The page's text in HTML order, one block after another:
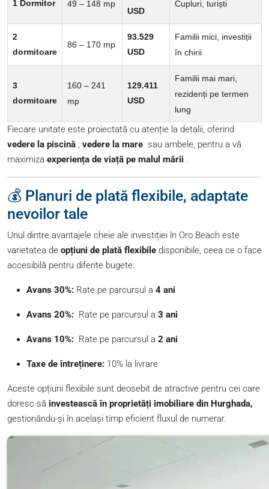
1 Dormitor 49 – 148 mp
USD
Cupluri, turiști
2
dormitoare
86 – 170 mp
93.529
USD
Familii mici, investiții
în chirii
3
dormitoare
160 – 241
mp
129.411
USD
Familii mai mari,
rezidenți pe termen
lung
Fiecare unitate este proiectată cu atenție la detalii, oferind
vedere la piscină , vedere la mare sau ambele, pentru a vă
maximiza experiența de viață pe malul mării .
💰 Planuri de plată flexibile, adaptate
nevoilor tale
Unul dintre avantajele cheie ale investiției în Oro Beach este
varietatea de opțiuni de plată flexibile disponibile, ceea ce o face
accesibilă pentru diferite bugete:
Avans 30%: Rate pe parcursul a 4 ani
Avans 20%: Rate pe parcursul a 3 ani
Avans 10%: Rate pe parcursul a 2 ani
Taxe de întreținere: 10% la livrare
Aceste opțiuni flexibile sunt deosebit de atractive pentru cei care
doresc să investească în proprietăți imobiliare din Hurghada,
gestionându-și în același timp eficient fluxul de numerar.